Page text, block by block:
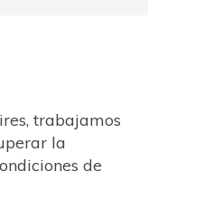
trabajamos
la
de